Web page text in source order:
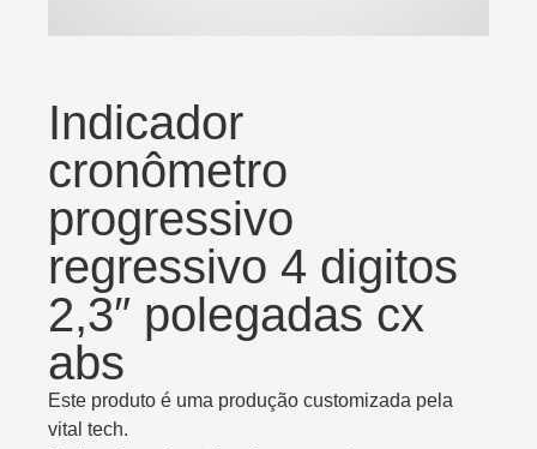
Indicador
cronômetro
progressivo
regressivo 4 digitos
2,3″ polegadas cx
abs
Este produto é uma produção customizada pela
vital tech.